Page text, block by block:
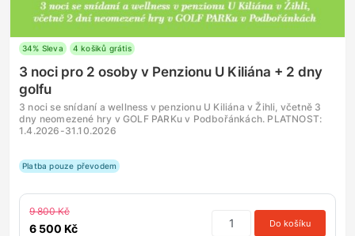
34% Sleva 4 košiků grátis
3 noci pro 2 osoby v Penzionu U Kiliána + 2 dny
golfu
3 noci se snídaní a wellness v penzionu U Kiliána v Žihli, včetně 3
dny neomezené hry v GOLF PARKu v Podbořánkách. PLATNOST:
1.4.2026-31.10.2026
Platba pouze převodem
9 800 Kč
6 500 Kč Do košíku